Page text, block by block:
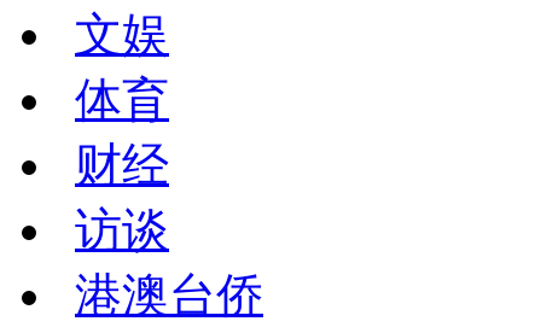
文娱
体育
财经
访谈
港澳台侨